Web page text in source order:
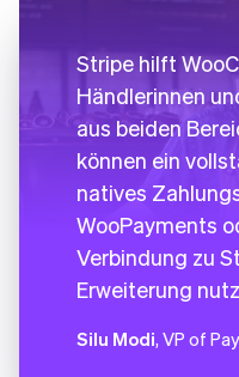
Stripe hilft
Händlerinnen
aus beiden
können ein
natives
WooPayments
Verbindung zu
Erweiterung
Silu Modi, VP of